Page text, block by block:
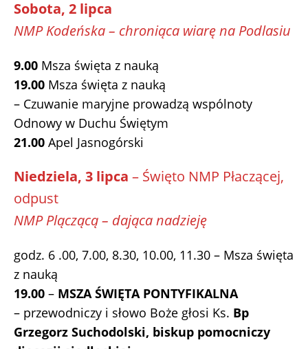
Sobota, 2 lipca
NMP Kodeńska – chroniąca wiarę na Podlasiu
9.00 Msza święta z nauką
19.00 Msza święta z nauką
– Czuwanie maryjne prowadzą wspólnoty
Odnowy w Duchu Świętym
21.00 Apel Jasnogórski
Niedziela, 3 lipca – Święto NMP Płaczącej,
odpust
NMP Plączącą – dająca nadzieję
godz. 6 .00, 7.00, 8.30, 10.00, 11.30 – Msza święta
z nauką
19.00 – MSZA ŚWIĘTA PONTYFIKALNA
– przewodniczy i słowo Boże głosi Ks. Bp
Grzegorz Suchodolski, biskup pomocniczy